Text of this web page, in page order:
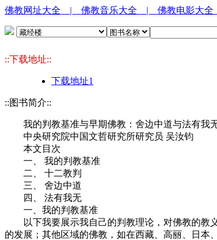
佛教网址大全 | 佛教音乐大全 | 佛教电影大
::下载地址::
下载地址1
::图书简介::
我的判教基准与早期佛教：舍边中道与法有我
中央研究院中国文哲研究所研究员 吴汝钧
本文目次
一、 我的判教基准
二、 十二教判
三、 舍边中道
四、 法有我无
一、我的判教基准
以下我要展示我自己的判教理论，对佛教的教义
的发展；其他区域的佛教，如在西藏、高丽、日本